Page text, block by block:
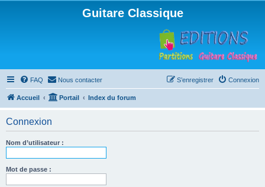
Guitare Classique
FAQ Nous contacter Connexion
S’enregistrer
Accueil Portail Index du forum
Connexion
Nom d’utilisateur :
Mot de passe :